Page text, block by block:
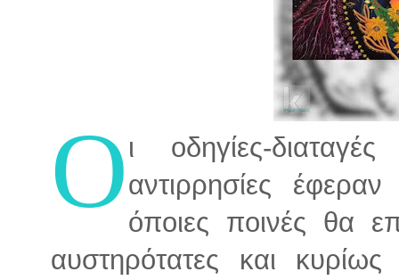
Ο ι οδηγίες-
αντιρρησίες
όποιες ποινές θα
αυστηρότατες και κυρίως